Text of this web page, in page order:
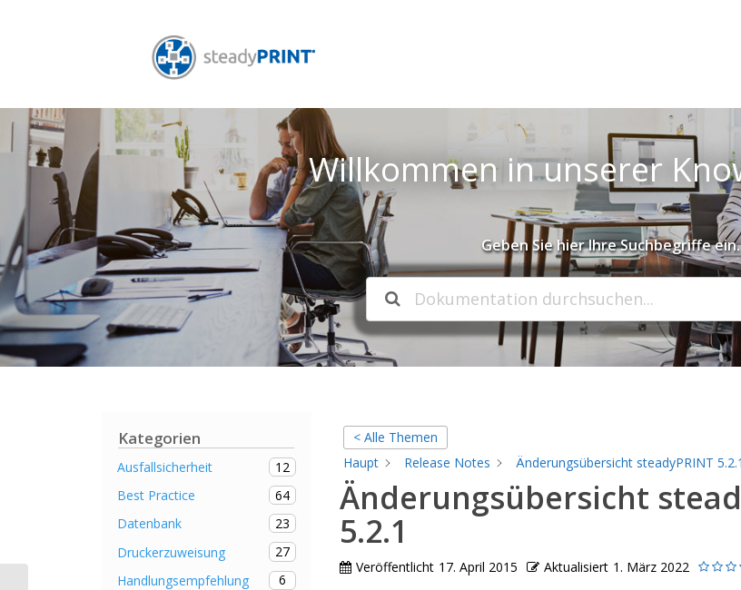
Willkommen in unserer
Geben Sie hier Ihre Suchbegriffe ein.
Kategorien
Ausfallsicherheit
12
Best Practice
64
Datenbank
23
Druckerzuweisung
27
Handlungsempfehlung
6
< Alle Themen
Haupt
Release Notes Änderungsübersicht steadyPRINT 5.2.1
Änderungsübersicht
5.2.1
Veröffentlicht 17. April 2015 Aktualisiert 1. März 2022